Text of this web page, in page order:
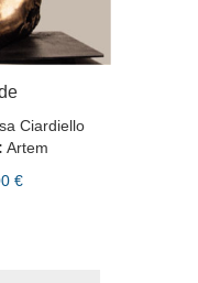
Ciardiello
Artem
€